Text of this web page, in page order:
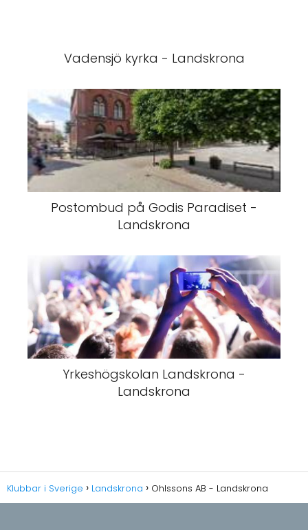
Vadensjö kyrka - Landskrona
Postombud på Godis Paradiset -
Landskrona
Yrkeshögskolan Landskrona -
Landskrona
Klubbar i Sverige Landskrona Ohlssons AB - Landskrona